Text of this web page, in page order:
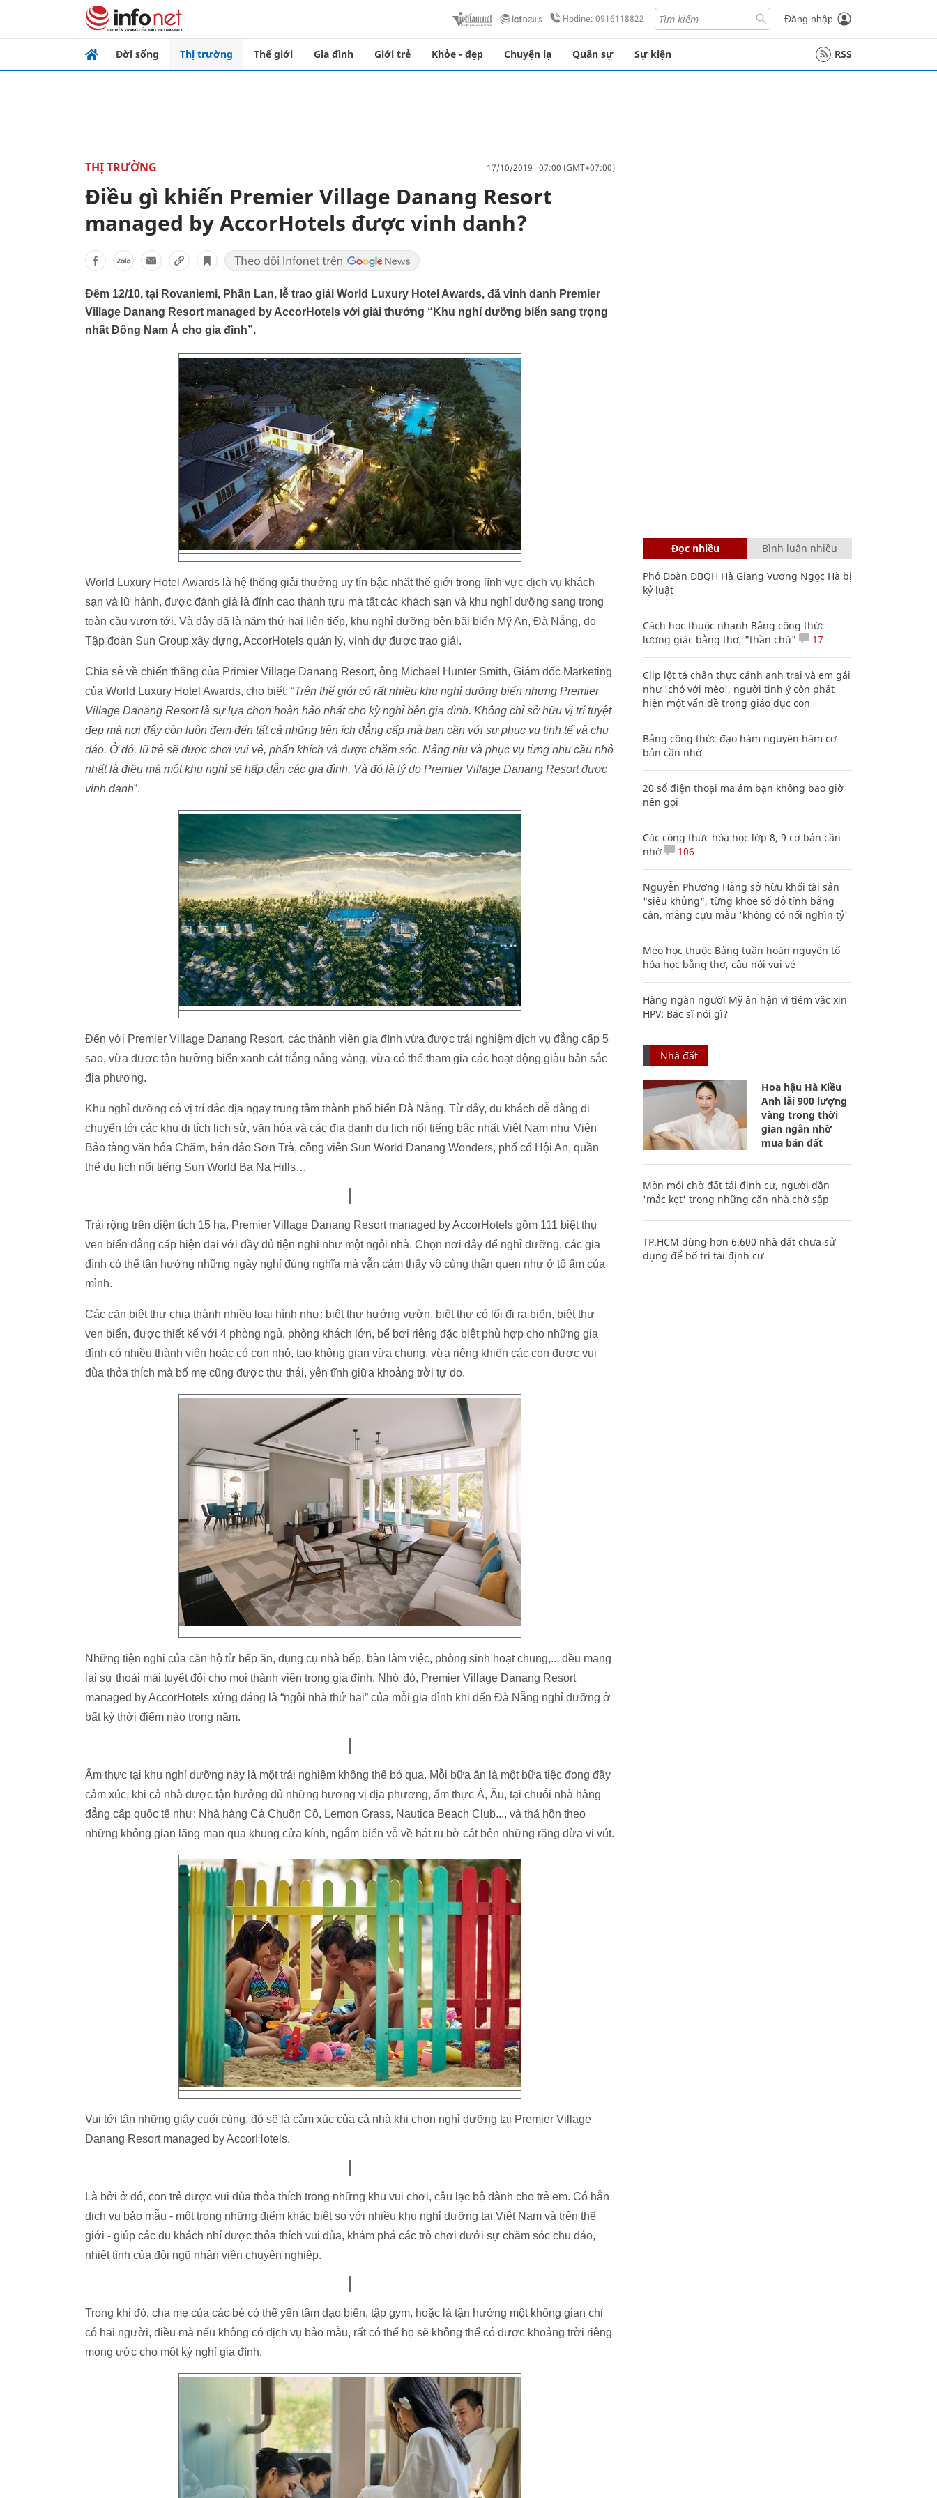
Hotline: 0916118822 Đăng nhập
Đời sống Thị trường Thế giới Gia đình Giới trẻ Khỏe - đẹp Chuyện lạ Quân sự Sự kiện RSS
THỊ TRƯỜNG 17/10/2019 07:00 (GMT+07:00)
Điều gì khiến Premier Village Danang Resort
managed by AccorHotels được vinh danh?
Đêm 12/10, tại Rovaniemi, Phần Lan, lễ trao giải World Luxury Hotel Awards, đã vinh danh Premier
Village Danang Resort managed by AccorHotels với giải thưởng “Khu nghỉ dưỡng biển sang trọng
nhất Đông Nam Á cho gia đình”.
World Luxury Hotel Awards là hệ thống giải thưởng uy tín bậc nhất thế giới trong lĩnh vực dịch vụ khách
sạn và lữ hành, được đánh giá là đỉnh cao thành tựu mà tất các khách sạn và khu nghỉ dưỡng sang trọng
toàn cầu vươn tới. Và đây đã là năm thứ hai liên tiếp, khu nghỉ dưỡng bên bãi biển Mỹ An, Đà Nẵng, do
Tập đoàn Sun Group xây dựng, AccorHotels quản lý, vinh dự được trao giải.
Chia sẻ về chiến thắng của Primier Village Danang Resort, ông Michael Hunter Smith, Giám đốc Marketing
của World Luxury Hotel Awards, cho biết: “Trên thế giới có rất nhiều khu nghỉ dưỡng biển nhưng Premier
Village Danang Resortlà sự lựa chọn hoàn hảo nhất cho kỳ nghỉ bên gia đình. Không chỉ sở hữu vị trí tuyệt
đẹp mà nơi đây còn luôn đem đến tất cả những tiện ích đẳng cấp mà bạn cần với sự phục vụ tinh tế và chu
đáo. Ở đó, lũ trẻ sẽ được chơi vui vẻ, phấn khích và được chăm sóc. Nâng niu và phục vụ từng nhu cầu nhỏ
nhất là điều mà một khu nghỉ sẽ hấp dẫn các gia đình. Và đó là lý do Premier Village Danang Resort được
vinh danh”.
Đến với Premier Village Danang Resort, các thành viên gia đình vừa được trải nghiệm dịch vụ đẳng cấp 5
sao, vừa được tận hưởng biển xanh cát trắng nắng vàng, vừa có thể tham gia các hoạt động giàu bản sắc
địa phương.
Khu nghỉ dưỡng có vị trí đắc địa ngay trung tâm thành phố biển Đà Nẵng. Từ đây, du khách dễ dàng di
chuyển tới các khu di tích lịch sử, văn hóa và các địa danh du lịch nổi tiếng bậc nhất Việt Nam như Viện
Bảo tàng văn hóa Chăm, bán đảo Sơn Trà, công viên Sun World Danang Wonders, phố cổ Hội An, quần
thể du lịch nổi tiếng Sun World Ba Na Hills…
Trải rộng trên diện tích 15 ha, Premier Village Danang Resort managed by AccorHotels gồm 111 biệt thự
ven biển đẳng cấp hiện đại với đầy đủ tiện nghi như một ngôi nhà. Chọn nơi đây để nghỉ dưỡng, các gia
đình có thể tận hưởng những ngày nghỉ đúng nghĩa mà vẫn cảm thấy vô cùng thân quen như ở tổ ấm của
mình.
Các căn biệt thự chia thành nhiều loại hình như: biệt thự hướng vườn, biệt thự có lối đi ra biển, biệt thự
ven biển, được thiết kế với 4 phòng ngủ, phòng khách lớn, bể bơi riêng đặc biệt phù hợp cho những gia
đình có nhiều thành viên hoặc có con nhỏ, tạo không gian vừa chung, vừa riêng khiến các con được vui
đùa thỏa thích mà bố mẹ cũng được thư thái, yên tĩnh giữa khoảng trời tự do.
Những tiện nghi của căn hộ từ bếp ăn, dụng cụ nhà bếp, bàn làm việc, phòng sinh hoạt chung,... đều mang
lại sự thoải mái tuyệt đối cho mọi thành viên trong gia đình. Nhờ đó, Premier Village Danang Resort
managed by AccorHotels xứng đáng là “ngôi nhà thứ hai” của mỗi gia đình khi đến Đà Nẵng nghỉ dưỡng ở
bất kỳ thời điểm nào trong năm.
Ẩm thực tại khu nghỉ dưỡng này là một trải nghiệm không thể bỏ qua. Mỗi bữa ăn là một bữa tiệc đong đầy
cảm xúc, khi cả nhà được tận hưởng đủ những hương vị địa phương, ẩm thực Á, Âu, tại chuỗi nhà hàng
đẳng cấp quốc tế như: Nhà hàng Cá Chuồn Cồ, Lemon Grass, Nautica Beach Club..., và thả hồn theo
những không gian lãng mạn qua khung cửa kính, ngắm biển vỗ về hát ru bờ cát bên những rặng dừa vi vút.
Vui tới tận những giây cuối cùng, đó sẽ là cảm xúc của cả nhà khi chọn nghỉ dưỡng tại Premier Village
Danang Resort managed by AccorHotels.
Là bởi ở đó, con trẻ được vui đùa thỏa thích trong những khu vui chơi, câu lạc bộ dành cho trẻ em. Có hẳn
dịch vụ bảo mẫu - một trong những điểm khác biệt so với nhiều khu nghỉ dưỡng tại Việt Nam và trên thế
giới - giúp các du khách nhí được thỏa thích vui đùa, khám phá các trò chơi dưới sự chăm sóc chu đáo,
nhiệt tình của đội ngũ nhân viên chuyên nghiệp.
Trong khi đó, cha mẹ của các bé có thể yên tâm dạo biển, tập gym, hoặc là tận hưởng một không gian chỉ
có hai người, điều mà nếu không có dịch vụ bảo mẫu, rất có thể họ sẽ không thể có được khoảng trời riêng
mong ước cho một kỳ nghỉ gia đình.
Đọc nhiều Bình luận nhiều
Phó Đoàn ĐBQH Hà Giang Vương Ngọc Hà bị
kỷ luật
Cách học thuộc nhanh Bảng công thức
lượng giác bằng thơ, "thần chú"
17
Clip lột tả chân thực cảnh anh trai và em gái
như 'chó với mèo', người tinh ý còn phát
hiện một vấn đề trong giáo dục con
Bảng công thức đạo hàm nguyên hàm cơ
bản cần nhớ
20 số điện thoại ma ám bạn không bao giờ
nên gọi
Các công thức hóa học lớp 8, 9 cơ bản cần
nhớ
106
Nguyễn Phương Hằng sở hữu khối tài sản
"siêu khủng", từng khoe sổ đỏ tính bằng
cân, mắng cựu mẫu 'không có nổi nghìn tỷ'
Mẹo học thuộc Bảng tuần hoàn nguyên tố
hóa học bằng thơ, câu nói vui vẻ
Hàng ngàn người Mỹ ân hận vì tiêm vắc xin
HPV: Bác sĩ nói gì?
Nhà đất
Hoa hậu Hà Kiều
Anh lãi 900 lượng
vàng trong thời
gian ngắn nhờ
mua bán đất
Mòn mỏi chờ đất tái định cư, người dân
'mắc kẹt' trong những căn nhà chờ sập
TP.HCM dùng hơn 6.600 nhà đất chưa sử
dụng để bố trí tái định cư